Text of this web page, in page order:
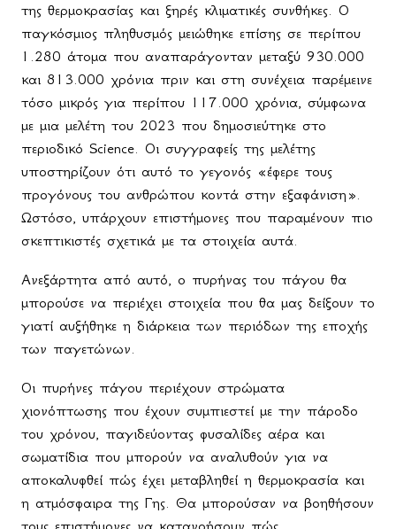
της θερμοκρασίας και ξηρές κλιματικές συνθήκες. Ο
παγκόσμιος πληθυσμός μειώθηκε επίσης σε περίπου
1.280 άτομα που αναπαράγονταν μεταξύ 930.000
και 813.000 χρόνια πριν και στη συνέχεια παρέμεινε
τόσο μικρός για περίπου 117.000 χρόνια, σύμφωνα
με μια μελέτη του 2023 που δημοσιεύτηκε στο
περιοδικό Science. Οι συγγραφείς της μελέτης
υποστηρίζουν ότι αυτό το γεγονός «έφερε τους
προγόνους του ανθρώπου κοντά στην εξαφάνιση».
Ωστόσο, υπάρχουν επιστήμονες που παραμένουν πιο
σκεπτικιστές σχετικά με τα στοιχεία αυτά.
Ανεξάρτητα από αυτό, ο πυρήνας του πάγου θα
μπορούσε να περιέχει στοιχεία που θα μας δείξουν το
γιατί αυξήθηκε η διάρκεια των περιόδων της εποχής
των παγετώνων.
Οι πυρήνες πάγου περιέχουν στρώματα
χιονόπτωσης που έχουν συμπιεστεί με την πάροδο
του χρόνου, παγιδεύοντας φυσαλίδες αέρα και
σωματίδια που μπορούν να αναλυθούν για να
αποκαλυφθεί πώς έχει μεταβληθεί η θερμοκρασία και
η ατμόσφαιρα της Γης. Θα μπορούσαν να βοηθήσουν
τους επιστήμονες να κατανοήσουν πώς